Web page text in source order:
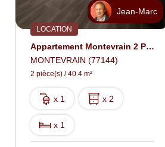
Jean-Marc
LOCATION
Appartement Montevrain 2 Pièce(s) 40.42 M2
MONTEVRAIN (77144)
2 pièce(s) / 40.4 m²
x 1 x 2
x 1